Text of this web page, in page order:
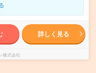
詳しく見る
株式会社